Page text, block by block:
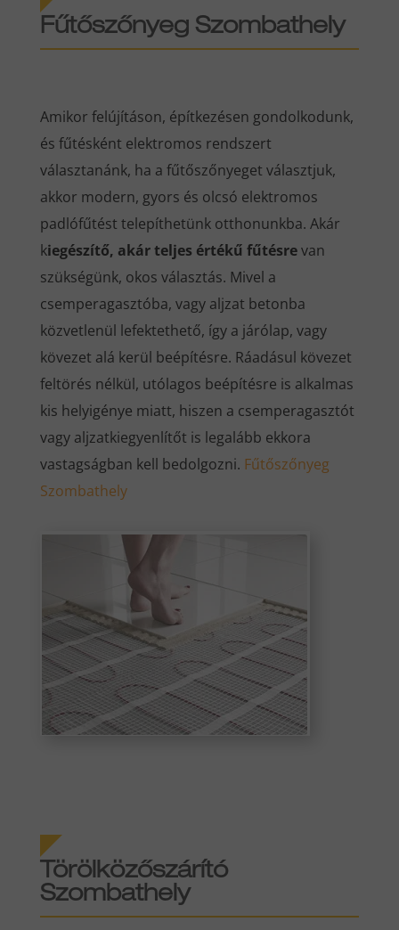
Fűtőszőnyeg Szombathely
Amikor felújításon, építkezésen gondolkodunk,
és fűtésként elektromos rendszert
választanánk, ha a fűtőszőnyeget választjuk,
akkor modern, gyors és olcsó elektromos
padlófűtést telepíthetünk otthonunkba. Akár
kiegészítő, akár teljes értékű fűtésrevan
szükségünk, okos választás. Mivel a
csemperagasztóba, vagy aljzat betonba
közvetlenül lefektethető, így a járólap, vagy
kövezet alá kerül beépítésre. Ráadásul kövezet
feltörés nélkül, utólagos beépítésre is alkalmas
kis helyigénye miatt, hiszen a csemperagasztót
vagy aljzatkiegyenlítőt is legalább ekkora
vastagságban kell bedolgozni. Fűtőszőnyeg
Szombathely
Törölközőszárító
Szombathely